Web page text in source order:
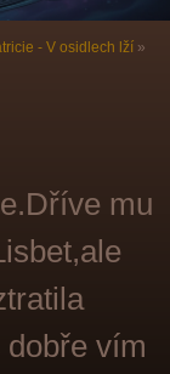
- V osidlech lží »
mu
vím